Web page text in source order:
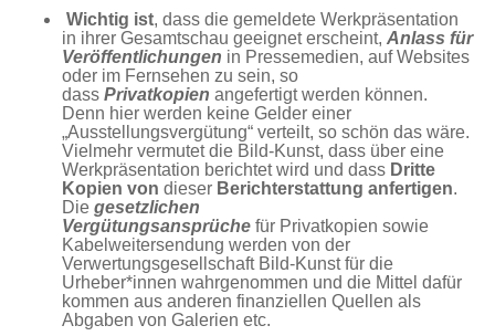
Wichtig ist, dass die gemeldete Werkpräsentation
in ihrer Gesamtschau geeignet erscheint, Anlass für
Veröffentlichungen in Pressemedien, auf Websites
oder im Fernsehen zu sein, so
dass Privatkopien angefertigt werden können.
Denn hier werden keine Gelder einer
„Ausstellungsvergütung“ verteilt, so schön das wäre.
Vielmehr vermutet die Bild-Kunst, dass über eine
Werkpräsentation berichtet wird und dass Dritte
Kopien von dieser Berichterstattung anfertigen.
Die gesetzlichen
Vergütungsansprüche für Privatkopien sowie
Kabelweitersendung werden von der
Verwertungsgesellschaft Bild-Kunst für die
Urheber*innen wahrgenommen und die Mittel dafür
kommen aus anderen finanziellen Quellen als
Abgaben von Galerien etc.